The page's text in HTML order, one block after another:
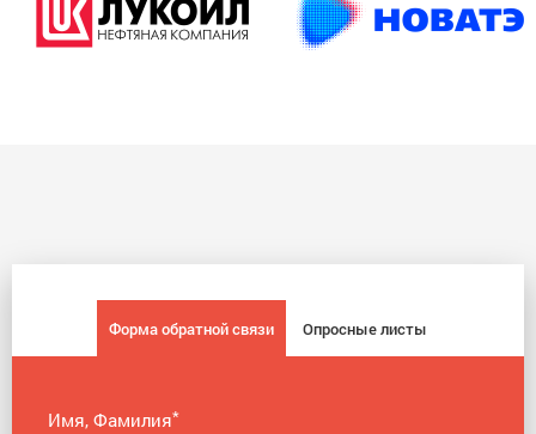
Форма обратной связи Опросные листы
Имя, Фамилия*